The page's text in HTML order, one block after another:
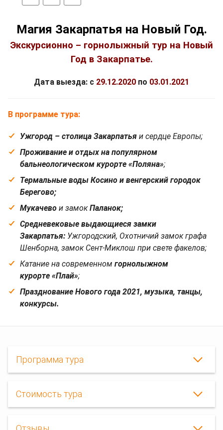
Магия Закарпатья на Новый Год.
Экскурсионно – горнолыжный тур на Новый
Год в Закарпатье.
Дата выезда: с 29.12.2020 по 03.01.2021
В программе тура:
Ужгород – столица Закарпатья и сердце Европы;
Проживание и отдых на популярном
бальнеологическом курорте «Поляна»;
Термальные воды Косино и венгерский городок
Берегово;
Мукачево и замокПаланок;
Средневековые выдающиеся замки
Закарпатья: Ужгородский, Охотничий замок графа
Шенборна, замок Сент-Миклош при свете факелов;
Катание на современном горнолыжном
курорте «Плай»;
Празднование Нового года 2021, музыка, танцы,
конкурсы.
Программа тура
Стоимость тура
туры